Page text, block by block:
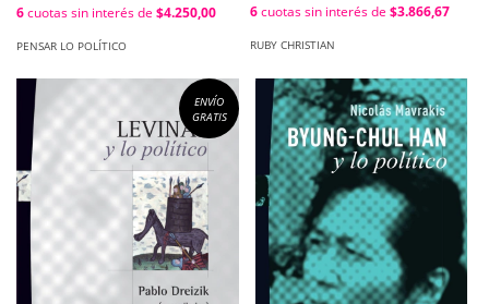
6cuotas sin interés de $4.250,00
PENSAR LO POLÍTICO
6cuotas sin interés de $3.866,67
RUBY CHRISTIAN
ENVÍO
GRATIS